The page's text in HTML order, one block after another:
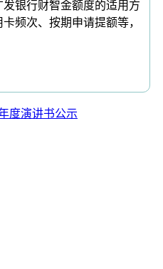
银行财智金额度的适用方
频次、按期申请提额等，
度演讲书公示